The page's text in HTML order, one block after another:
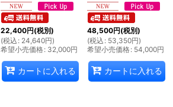
22,400円(税別)
(税込 : 24,640円)
希望小売価格: 32,000円
カートに入れる
48,500円(税別)
(税込 : 53,350円)
希望小売価格: 54,000円
カートに入れる